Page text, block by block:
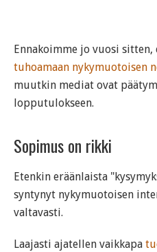
Ennakoimme jo vuosi sitten,
tuhoamaan nykymuotoisen
muutkin mediat ovat
lopputulokseen.
Sopimus on rikki
Etenkin eräänlaista
syntynyt nykymuotoisen
valtavasti.
Laajasti ajatellen vaikkapa